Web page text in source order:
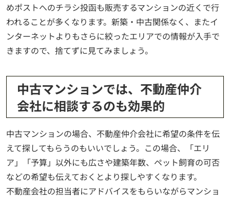
めポストへのチラシ投函も販売するマンションの近くで行
われることが多くなります。新築・中古関係なく、またイ
ンターネットよりもさらに絞ったエリアでの情報が入手で
きますので、捨てずに見てみましょう。
中古マンションでは、不動産仲介
会社に相談するのも効果的
中古マンションの場合、不動産仲介会社に希望の条件を伝
えて探してもらうのもいいでしょう。この場合、「エリ
ア」「予算」以外にも広さや建築年数、ペット飼育の可否
などの希望も伝えておくとより探しやすくなります。
不動産会社の担当者にアドバイスをもらいながらマンショ